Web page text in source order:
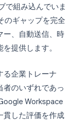
で組み込んでいま
のギャップを完全
ー、自動送信、時
提供します。
る企業トレーナ
者のいずれであっ
Workspace
貫した評価を作成